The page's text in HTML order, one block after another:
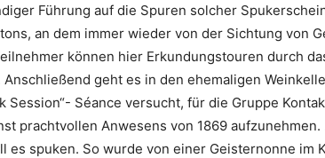
Führung auf die Spuren solcher
an dem immer wieder von der Sichtung von
können hier Erkundungstouren durch
geht es in den ehemaligen
Session“- Séance versucht, für die Gruppe
prachtvollen Anwesens von 1869
es spuken. So wurde von einer Geisternonne im